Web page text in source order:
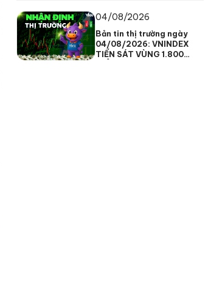
04/08/2026
Bản tin thị trường ngày
04/08/2026: VNINDEX
TIẾN SÁT VÙNG 1.800